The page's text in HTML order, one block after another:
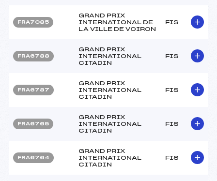
FRA7085
GRAND PRIX
INTERNATIONAL DE
LA VILLE DE VOIRON
FIS
FRA6788
GRAND PRIX
INTERNATIONAL
CITADIN
FIS
FRA6787
GRAND PRIX
INTERNATIONAL
CITADIN
FIS
FRA6765
GRAND PRIX
INTERNATIONAL
CITADIN
FIS
FRA6764
GRAND PRIX
INTERNATIONAL
CITADIN
FIS